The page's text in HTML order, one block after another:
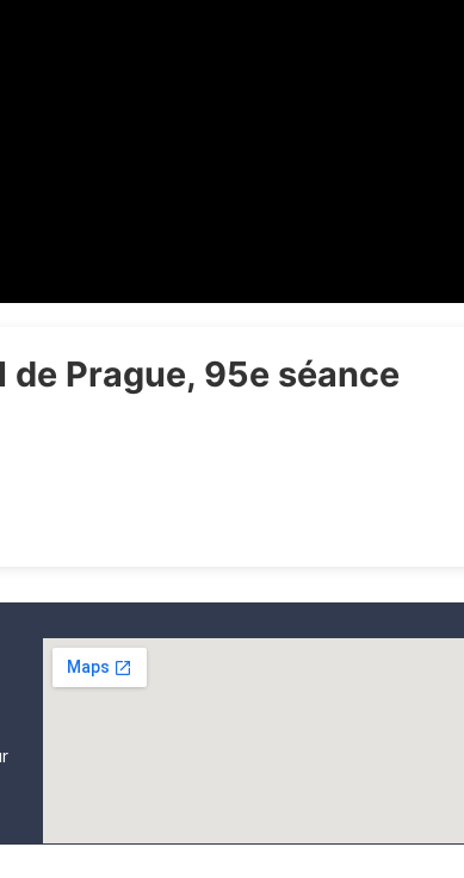
Prague, 95e séance